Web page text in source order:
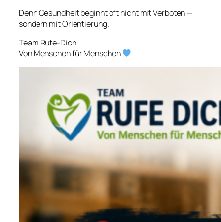
Denn Gesundheit beginnt oft nicht mit Verboten —
sondern mit Orientierung.
Team Rufe-Dich
Von Menschen für Menschen